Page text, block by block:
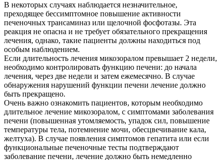
В некоторых случаях наблюдается незначительное,
преходящее бессимптомное повышение активности
печеночных трансаминаз или щелочной фосфотазы. Эта
реакция не опасна и не требует обязательного прекращения
лечения, однако, такие пациенты должны находиться под
особым наблюдением.
Если длительность лечения микозоралом превышает 2 недели,
необходимо контролировать функцию печени: до начала
лечения, через две недели и затем ежемесячно. В случае
обнаружения нарушений функции печени лечение должно
быть прекращено.
Очень важно ознакомить пациентов, которым необходимо
длительное лечение микозоралом, с симптомами заболевания
печени (повышенная утомляемость, упадок сил, повышение
температуры тела, потемнение мочи, обесцвечивание кала,
желтуха). В случае появления симптомов гепатита или если
функциональные печеночные тесты подтверждают
заболевание печени, лечение должно быть немедленно